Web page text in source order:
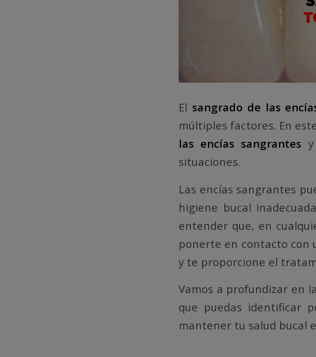
El sangrado de las
múltiples factores. En
las encías sangrantes
situaciones.
Las encías sangrantes
higiene bucal
entender que, en
ponerte en contacto con
y te proporcione el
Vamos a profundizar en
que puedas identificar
mantener tu salud bucal